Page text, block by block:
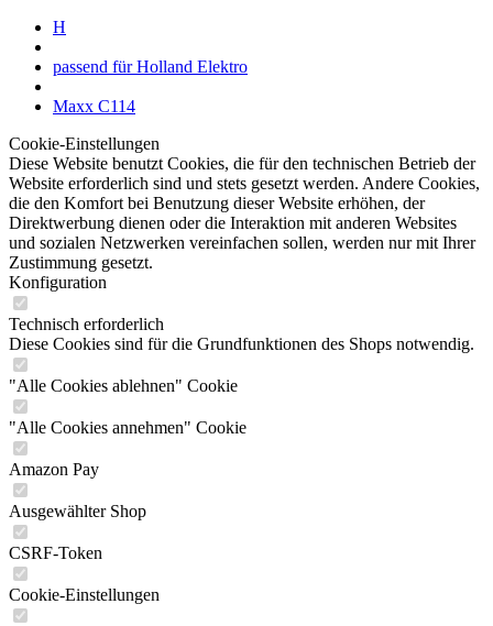
H
passend für Holland Elektro
Maxx C114
Cookie-Einstellungen
Diese Website benutzt Cookies, die für den technischen Betrieb der
Website erforderlich sind und stets gesetzt werden. Andere Cookies,
die den Komfort bei Benutzung dieser Website erhöhen, der
Direktwerbung dienen oder die Interaktion mit anderen Websites
und sozialen Netzwerken vereinfachen sollen, werden nur mit Ihrer
Zustimmung gesetzt.
Konfiguration
Technisch erforderlich
Diese Cookies sind für die Grundfunktionen des Shops notwendig.
"Alle Cookies ablehnen" Cookie
"Alle Cookies annehmen" Cookie
Amazon Pay
Ausgewählter Shop
CSRF-Token
Cookie-Einstellungen